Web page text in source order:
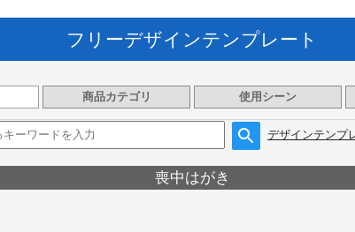
フリーデザインテンプレート
商品カテゴリ 使用シーン
デザインテンプ
喪中はがき